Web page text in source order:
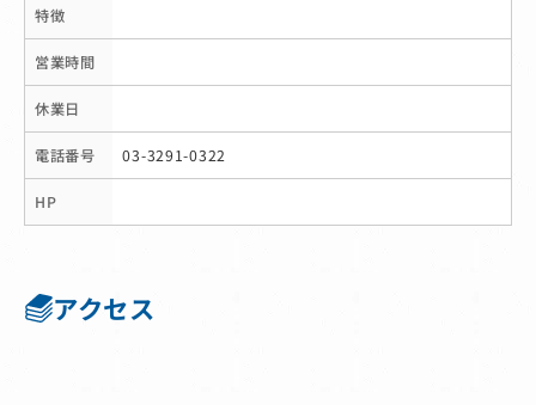
特徴
営業時間
休業日
電話番号 03-3291-0322
HP
アクセス